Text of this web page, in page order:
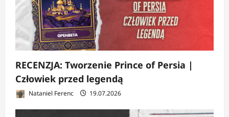
RECENZJA: Tworzenie Prince of Persia |
Człowiek przed legendą
Nataniel Ferenc 19.07.2026